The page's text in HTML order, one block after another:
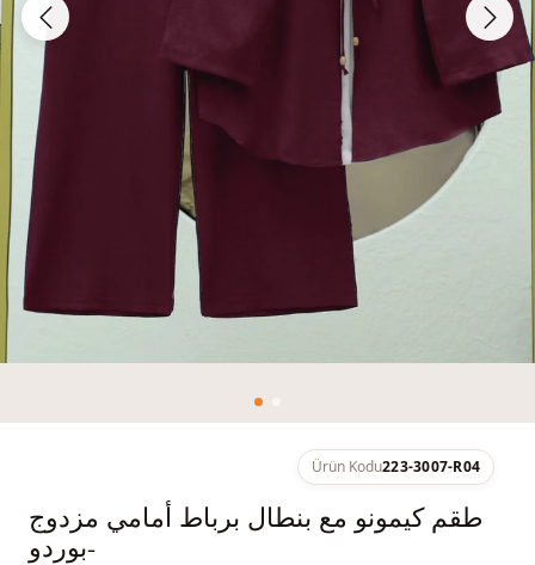
Ürün Kodu223-3007-R04
طقم كيمونو مع بنطال برباط أمامي مزدوج
-بوردو